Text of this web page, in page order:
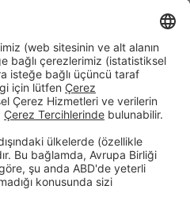
Dijital BankacılıkÖncelikli Bankacılık
FormuFaiz Hesaplama Aracı
Gizlilik Politikası Güvenlik Resmi Tatil Günleri
Tercihleri